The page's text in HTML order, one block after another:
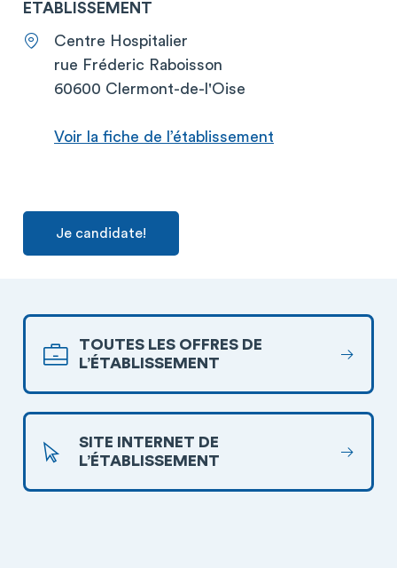
ETABLISSEMENT
Centre Hospitalier
rue Fréderic Raboisson
60600 Clermont-de-l'Oise
Voir la fiche de l’établissement
Je candidate!
TOUTES LES OFFRES DE
L’ÉTABLISSEMENT
SITE INTERNET DE
L’ÉTABLISSEMENT